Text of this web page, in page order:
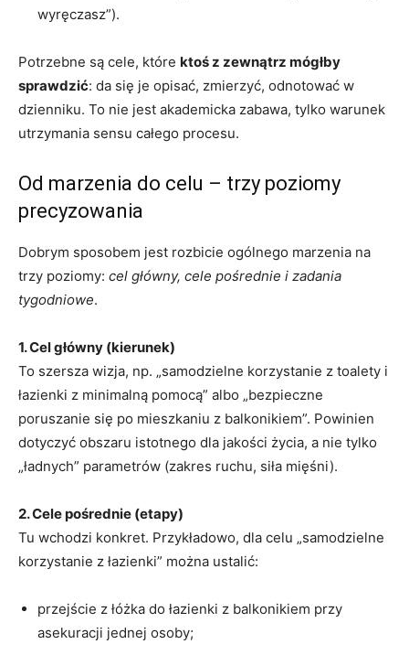
wyręczasz”).
Potrzebne są cele, które ktoś z zewnątrz mógłby
sprawdzić: da się je opisać, zmierzyć, odnotować w
dzienniku. To nie jest akademicka zabawa, tylko warunek
utrzymania sensu całego procesu.
Od marzenia do celu – trzy poziomy
precyzowania
Dobrym sposobem jest rozbicie ogólnego marzenia na
trzy poziomy: cel główny, cele pośrednie i zadania
tygodniowe.
1. Cel główny (kierunek)
To szersza wizja, np. „samodzielne korzystanie z toalety i
łazienki z minimalną pomocą” albo „bezpieczne
poruszanie się po mieszkaniu z balkonikiem”. Powinien
dotyczyć obszaru istotnego dla jakości życia, a nie tylko
„ładnych” parametrów (zakres ruchu, siła mięśni).
2. Cele pośrednie (etapy)
Tu wchodzi konkret. Przykładowo, dla celu „samodzielne
korzystanie z łazienki” można ustalić:
przejście z łóżka do łazienki z balkonikiem przy
asekuracji jednej osoby;